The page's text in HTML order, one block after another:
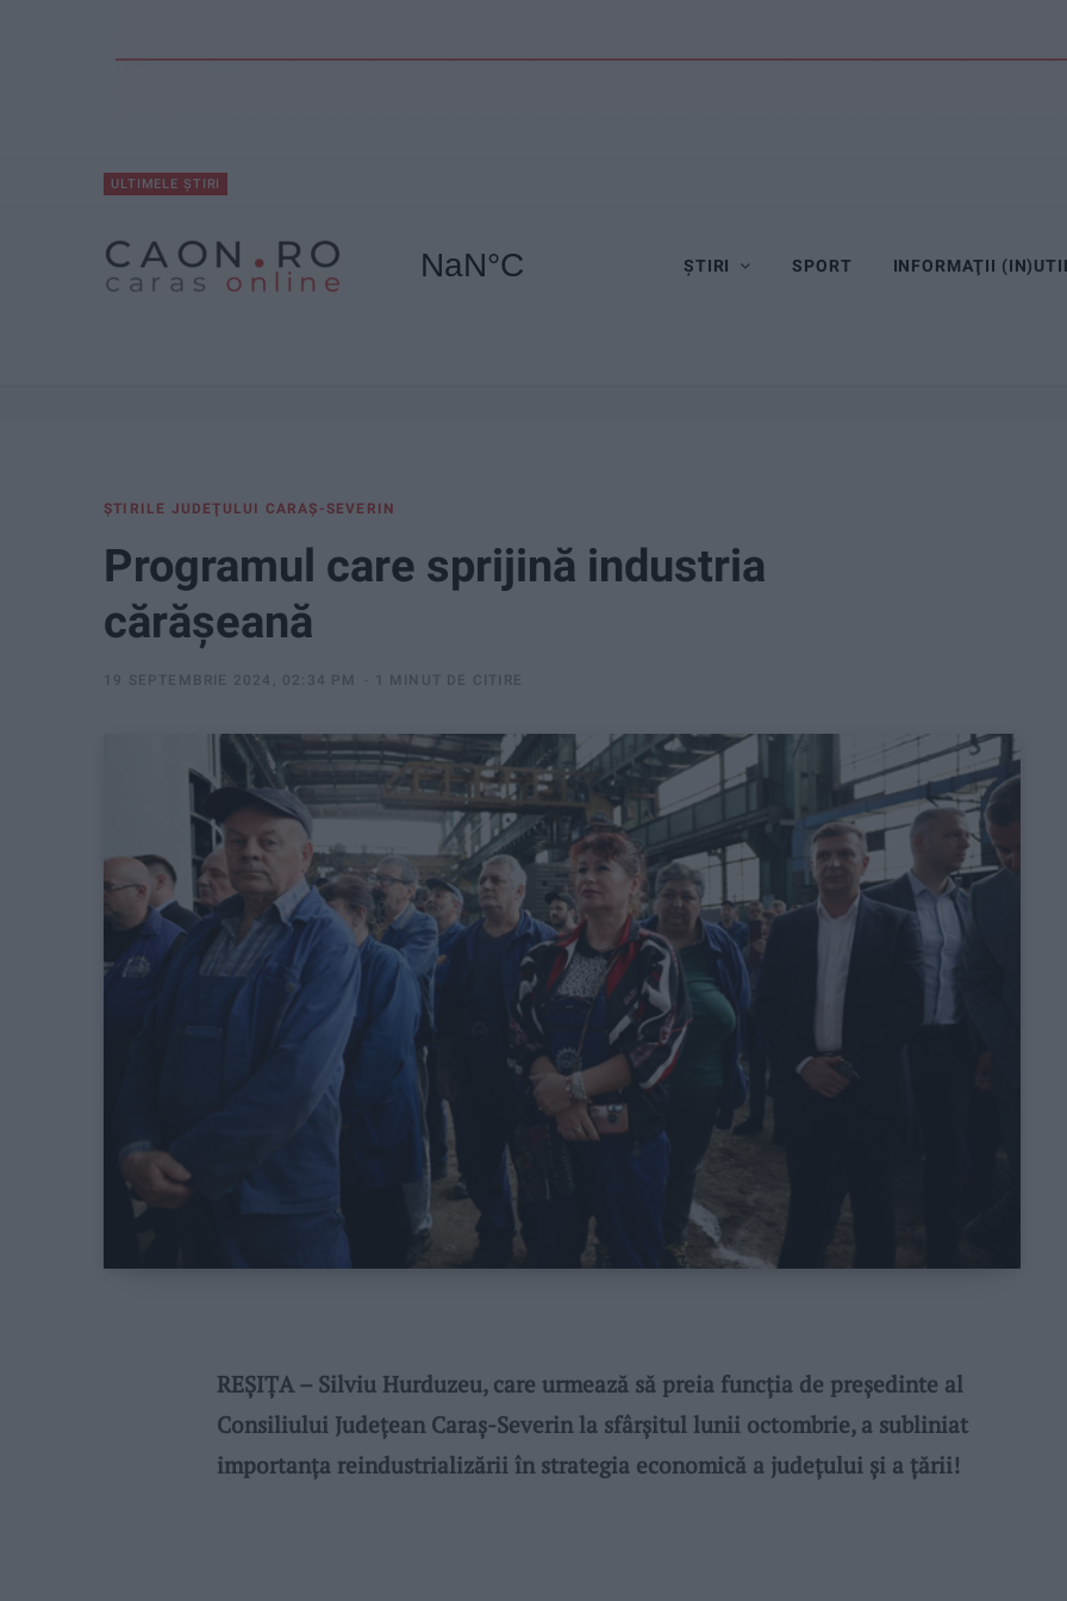
ULTIMELE ȘTIRI
ȘTIRI SPORT INFORMAŢII
ŞTIRILE JUDEŢULUI CARAŞ-SEVERIN
Programul care sprijină industria
cărășeană
19 SEPTEMBRIE 2024, 02:34 PM 1 MINUT DE CITIRE
REŞIŢA – Silviu Hurduzeu, care urmează să preia funcția de președinte al
Consiliului Județean Caraș-Severin la sfârșitul lunii octombrie, a subliniat
importanța reindustrializării în strategia economică a județului și a țării!